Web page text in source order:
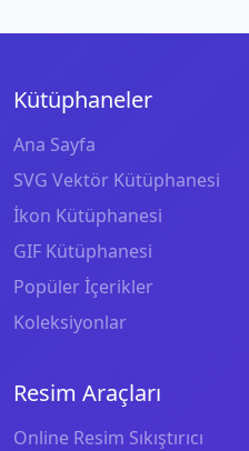
Kütüphaneler
Ana Sayfa
SVG Vektör Kütüphanesi
İkon Kütüphanesi
GIF Kütüphanesi
Popüler İçerikler
Koleksiyonlar
Resim Araçları
Online Resim Sıkıştırıcı